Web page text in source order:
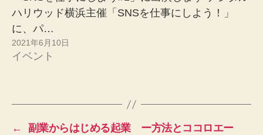
ハリウッド横浜主催「SNSを仕事にしよう！」
に、パ…
2021年6月10日
イベント
←
副業からはじめる起業 ー方法とココロエー